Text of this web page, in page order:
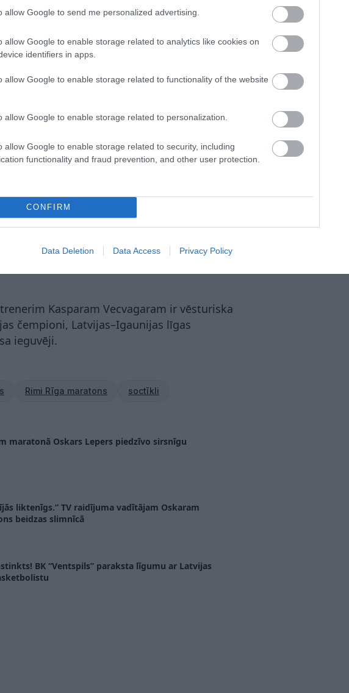
allow Google to send me personalized advertising.
allow Google to enable storage related to analytics like cookies on
identifiers in apps.
allow Google to enable storage related to functionality of the website
allow Google to enable storage related to personalization.
allow Google to enable storage related to security, including
functionality and fraud prevention, and other user protection.
CONFIRM
Data Deletion Data Access Privacy Policy
piektdien izcīnīja “Optibet” Latvijas
Finālsērijas ceturtajā mačā valmierieši
26:23) pārspēja “Ventspili” un sērijā līdz
Kasparam Vecvagaram ir vēsturiska
čempioni, Latvijas–Igaunijas līgas
ieguvēji.
Rimi Rīga maratons soctīkli
maratonā Oskars Lepers piedzīvo sirsnīgu
liktenīgs.” TV raidījuma vadītājam Oskaram
beidzas slimnīcā
BK “Ventspils” paraksta līgumu ar Latvijas